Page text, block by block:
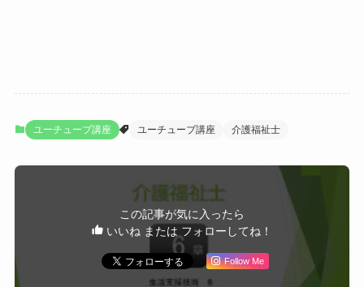
ユーチューブ講座 ユーチューブ講座 介護福祉士
この記事が気に入ったら
いいね または フォローしてね！
Follow Me